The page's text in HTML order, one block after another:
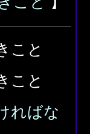
こと
こと
ればな